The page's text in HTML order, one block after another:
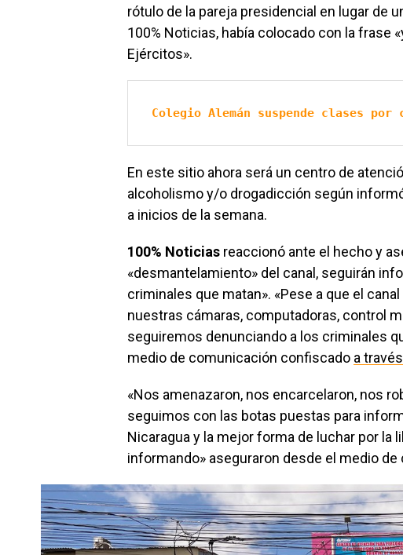
rótulo de la pareja presidencial en lugar de
100% Noticias, había colocado con la frase
Ejércitos».
Colegio Alemán suspende clases por
En este sitio ahora será un centro de
alcoholismo y/o drogadicción según
a inicios de la semana.
100% Noticias reaccionó ante el hecho y
«desmantelamiento» del canal, seguirán
criminales que matan». «Pese a que el
nuestras cámaras, computadoras, control
seguiremos denunciando a los criminales
medio de comunicación confiscado a
«Nos amenazaron, nos encarcelaron, nos
seguimos con las botas puestas para
Nicaragua y la mejor forma de luchar por la
informando» aseguraron desde el medio